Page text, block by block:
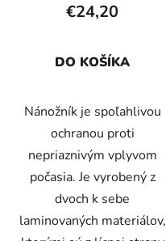
€24,20
DO KOŠÍKA
Nánožník je spoľahlivou
ochranou proti
nepriaznivým vplyvom
počasia. Je vyrobený z
dvoch k sebe
laminovaných materiálov,